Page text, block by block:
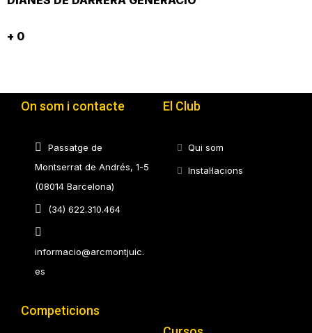
+ 0
On som i contacte
Passatge de
Montserrat de Andrés, 1-5
(08014 Barcelona)
(34) 622.310.464
informacio@arcmontjuic.
es
El Club
Qui som
Instal·lacions
Competicions